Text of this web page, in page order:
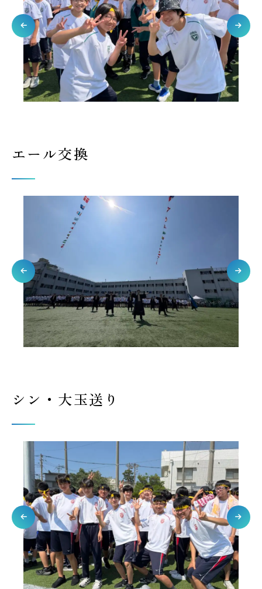
エール交換
シン・大玉送り